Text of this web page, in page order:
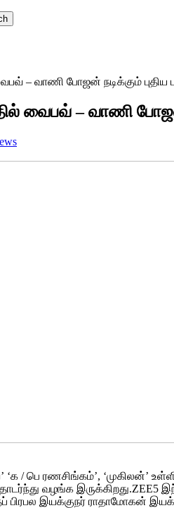
– வாணி போஜன் நடிக்கும் புதிய
வைபவ் – வாணி போஜன்
/ பெ ரணசிங்கம்’, ‘முகிலன்’
வழங்க
பிரபல இயக்குநர் ராதாமோகன்